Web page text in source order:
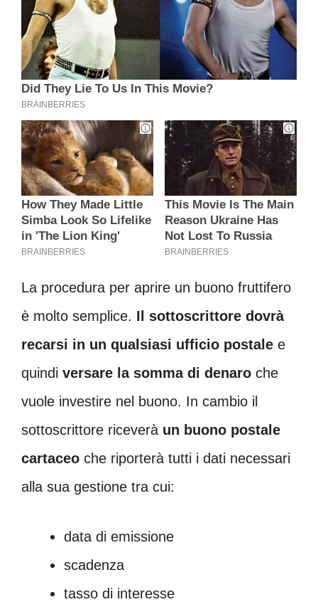
La procedura per aprire un buono fruttifero
è molto semplice. Il sottoscrittore dovrà
recarsi in un qualsiasi ufficio postale e
quindi versare la somma di denaro che
vuole investire nel buono. In cambio il
sottoscrittore riceverà un buono postale
cartaceo che riporterà tutti i dati necessari
alla sua gestione tra cui:
data di emissione
scadenza
tasso di interesse